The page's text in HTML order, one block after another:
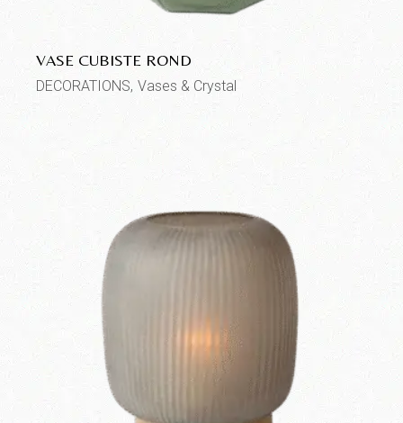
VASE CUBISTE ROND
DECORATIONS Vases & Crystal